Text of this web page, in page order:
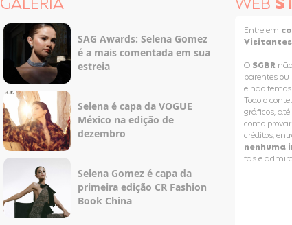
Taylor Swift Brasil
SAG Awards: Selena Gomez
é a mais comentada em sua
estreia
Selena é capa da VOGUE
México na edição de
dezembro
Selena Gomez é capa da
primeira edição CR Fashion
Book China
Entre em
O SGBR
parentes
e não
Todo o
gráficos,
como
créditos,
nenhuma
fãs e